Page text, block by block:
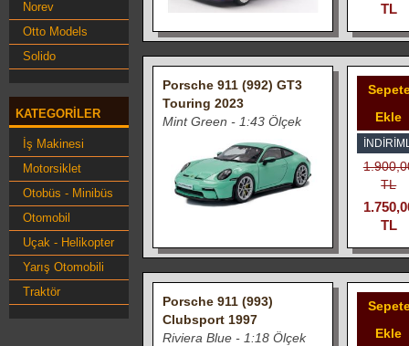
Norev
Otto Models
Solido
KATEGORILER
İş Makinesi
Motorsiklet
Otobüs - Minibüs
Otomobil
Uçak - Helikopter
Yarış Otomobili
Traktör
TL
Porsche 911 (992) GT3
Touring 2023
Mint Green - 1:43 Ölçek
Ekle
TL
TL
Porsche 911 (993)
Clubsport 1997
Riviera Blue - 1:18 Ölçek
Ekle